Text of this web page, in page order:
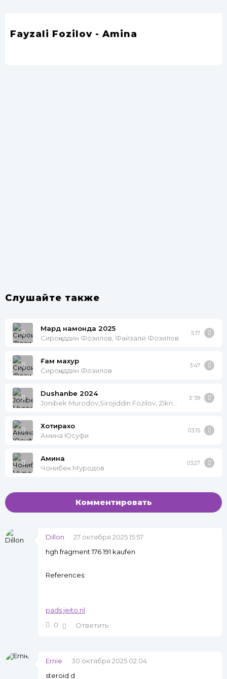
Fayzali Fozilov - Amina
Слушайте также
Мардӣ намонда 2025
Сироҷиддин Фозилов, Файзалӣ Фозилов
5:17
Ғам махур
Сироҷиддин Фозилов
3:47
Dushanbe 2024
3:'39
Хотирахо
Амина Юсуфи
03:15
Амина
Чонибек Муродов
03:27
Комментировать
Dillon
27 октября 2025 15:57
hgh fragment 176 191 kaufen
References:
pads.jeito.nl
0
Ответить
Ernie
30 октября 2025 02:04
steroid d